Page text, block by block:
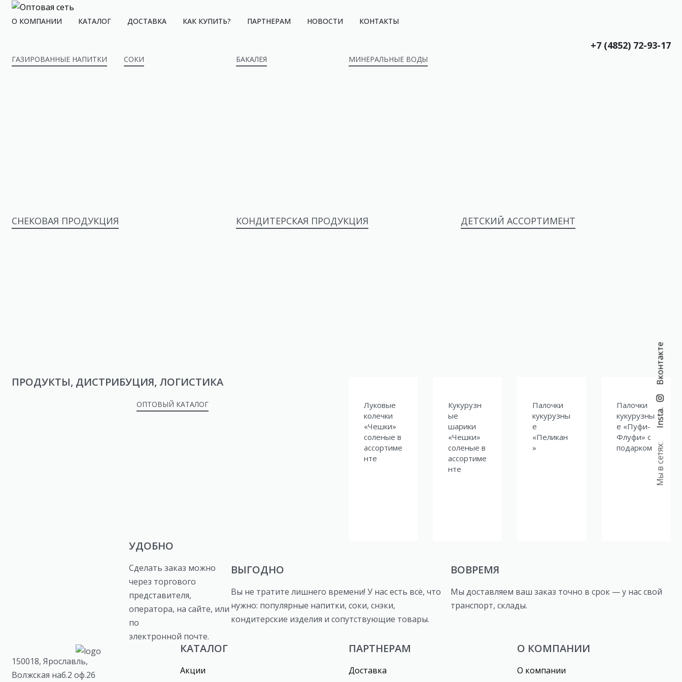
О КОМПАНИИ КАТАЛОГ ДОСТАВКА КАК КУПИТЬ? ПАРТНЕРАМ НОВОСТИ КОНТАКТЫ
+7 (4852) 72-93-17
ГАЗИРОВАННЫЕ НАПИТКИ СОКИ БАКАЛЕЯ МИНЕРАЛЬНЫЕ ВОДЫ
СНЕКОВАЯ ПРОДУКЦИЯ КОНДИТЕРСКАЯ ПРОДУКЦИЯ ДЕТСКИЙ АССОРТИМЕНТ
ПРОДУКТЫ, ДИСТРИБУЦИЯ, ЛОГИСТИКА
ОПТОВЫЙ КАТАЛОГ
Луковые
колечки
«Чешки»
соленые в
ассортиме
нте
Кукурузн
ые
шарики
«Чешки»
соленые в
ассортиме
нте
Палочки
кукурузны
е
«Пеликан
»
Палочки
кукурузны
е «Пуфи-
Флуфи» с
подарком
УДОБНО
Сделать заказ можно
через торгового
представителя,
оператора, на сайте, или
по
электронной почте.
ВЫГОДНО
Вы не тратите лишнего времени! У нас есть всё, что
нужно: популярные напитки, соки, снэки,
кондитерские изделия и сопутствующие товары.
ВОВРЕМЯ
Мы доставляем ваш заказ точно в срок — у нас свой
транспорт, склады.
150018, Ярославль,
Волжская наб.2 оф.26
КАТАЛОГ
Акции
ПАРТНЕРАМ
Доставка
О КОМПАНИИ
О компании
Мы в сетях:
Insta.
Вконтакте